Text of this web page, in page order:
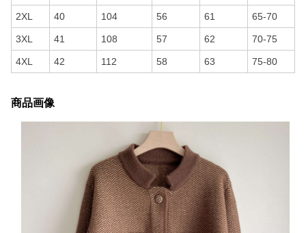
2XL 40 104 56 61 65-70
3XL 41 108 57 62 70-75
4XL 42 112 58 63 75-80
商品画像